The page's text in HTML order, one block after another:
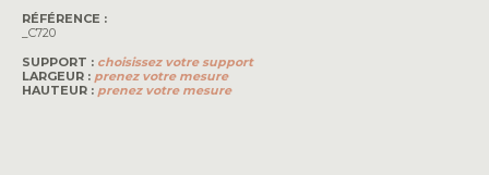
RÉFÉRENCE :
_C720
SUPPORT : choisissez votre support
LARGEUR : prenez votre mesure
HAUTEUR : prenez votre mesure